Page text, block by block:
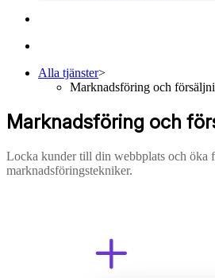
Alla tjänster>
Marknadsföring och
Marknadsföring och
Locka kunder till din webbplats och öka
marknadsföringstekniker.